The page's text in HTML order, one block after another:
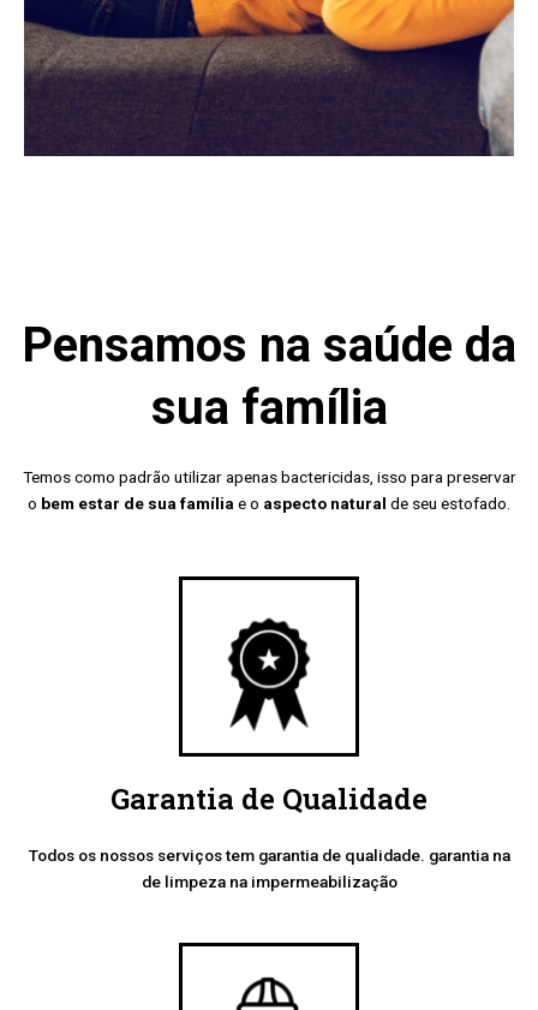
Pensamos na saúde da
sua família
Temos como padrão utilizar apenas bactericidas, isso para preservar
o bem estar de sua família e o aspecto natural de seu estofado.
Garantia de Qualidade
Todos os nossos serviços tem garantia de qualidade. garantia na
de limpeza na impermeabilização